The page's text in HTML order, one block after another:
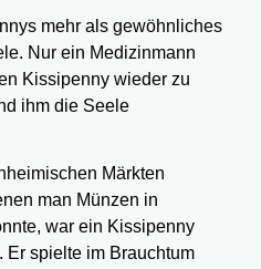
mehr als gewöhnliches
Nur ein Medizinmann
Kissipenny wieder zu
ihm die Seele
Märkten
man Münzen in
war ein Kissipenny
Er spielte im Brauchtum